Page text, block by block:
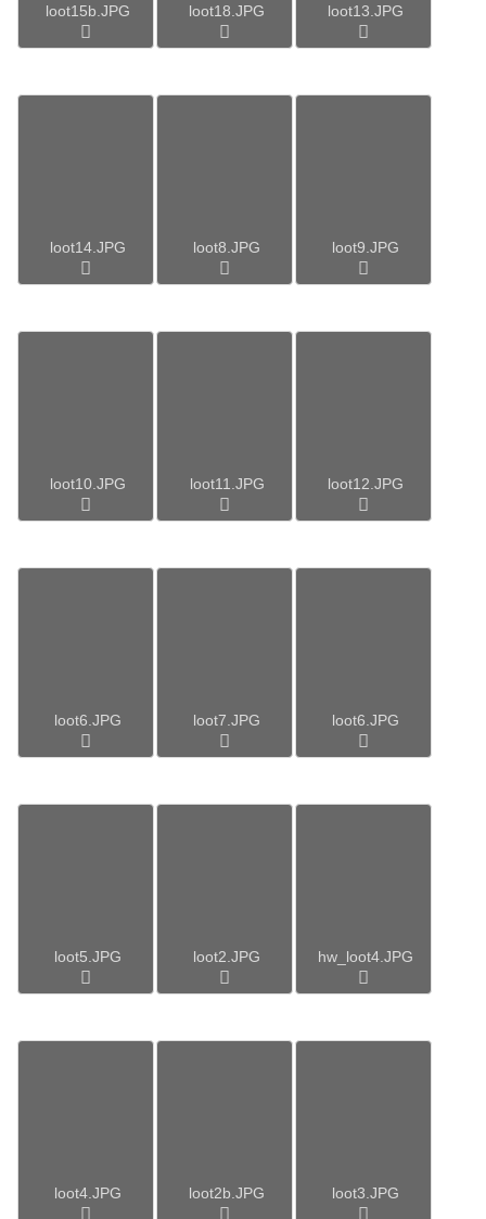
loot15b.JPG loot18.JPG loot13.JPG
loot14.JPG loot8.JPG loot9.JPG
loot10.JPG loot11.JPG loot12.JPG
loot6.JPG loot7.JPG loot6.JPG
loot5.JPG loot2.JPG hw_loot4.JPG
loot4.JPG loot2b.JPG loot3.JPG